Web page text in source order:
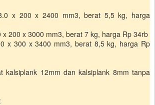
x 200 x 2400 mm3, berat 5,5 kg, harga
x 200 x 3000 mm3, berat 7 kg, harga Rp 34rb
x 300 x 3400 mm3, berat 8,5 kg, harga Rp
kalsiplank 12mm dan kalsiplank 8mm tanpa